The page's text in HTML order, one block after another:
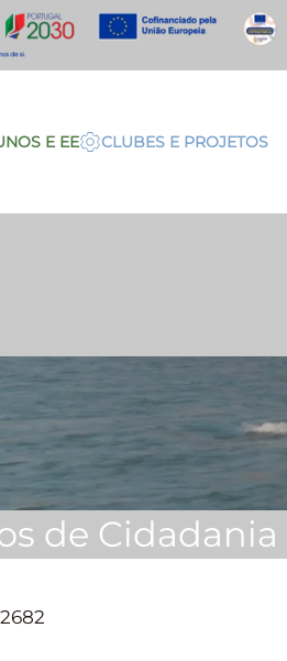
principal
E EE CLUBES E PROJETOS
de